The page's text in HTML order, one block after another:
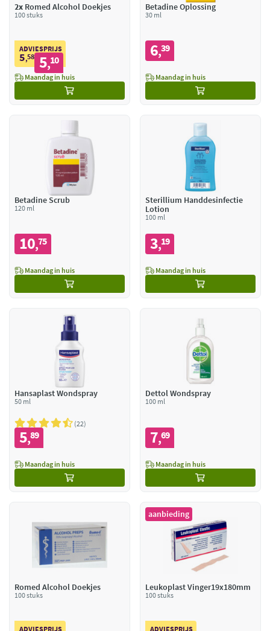
2x Romed Alcohol Doekjes
100 stuks
ADVIESPRIJS
5,58 5,10
Maandag in huis
Betadine Oplossing
30 ml
6,39
Maandag in huis
Betadine Scrub
120 ml
10,75
Maandag in huis
Sterillium Handdesinfectie
Lotion
100 ml
3,19
Maandag in huis
Hansaplast Wondspray
50 ml
22
5,89
Maandag in huis
Dettol Wondspray
100 ml
7,69
Maandag in huis
Romed Alcohol Doekjes
100 stuks
ADVIESPRIJS
aanbieding
Leukoplast Vinger19x180mm
100 stuks
ADVIESPRIJS